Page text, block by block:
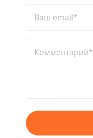
Ваш email*
Комментарий*